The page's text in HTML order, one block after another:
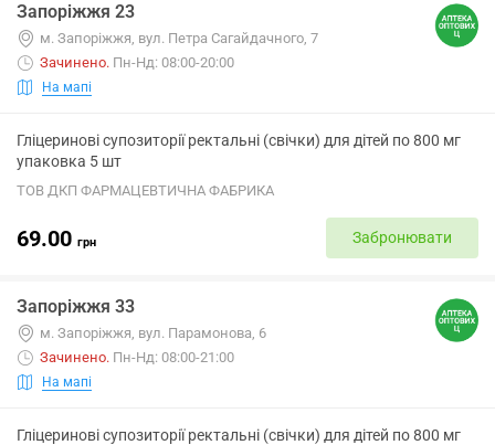
Запоріжжя 23
м. Запоріжжя, вул. Петра Сагайдачного, 7
Зачинено. Пн-Нд: 08:00-20:00
На мапі
Гліцеринові супозиторії ректальні (свічки) для дітей по 800 мг
упаковка 5 шт
ТОВ ДКП ФАРМАЦЕВТИЧНА ФАБРИКА
69.00 грн Забронювати
Запоріжжя 33
м. Запоріжжя, вул. Парамонова, 6
Зачинено. Пн-Нд: 08:00-21:00
На мапі
Гліцеринові супозиторії ректальні (свічки) для дітей по 800 мг